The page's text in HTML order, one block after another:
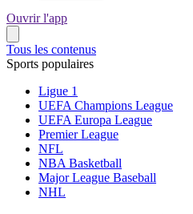
Ouvrir l'app
Tous les contenus
Sports populaires
Ligue 1
UEFA Champions League
UEFA Europa League
Premier League
NFL
NBA Basketball
Major League Baseball
NHL